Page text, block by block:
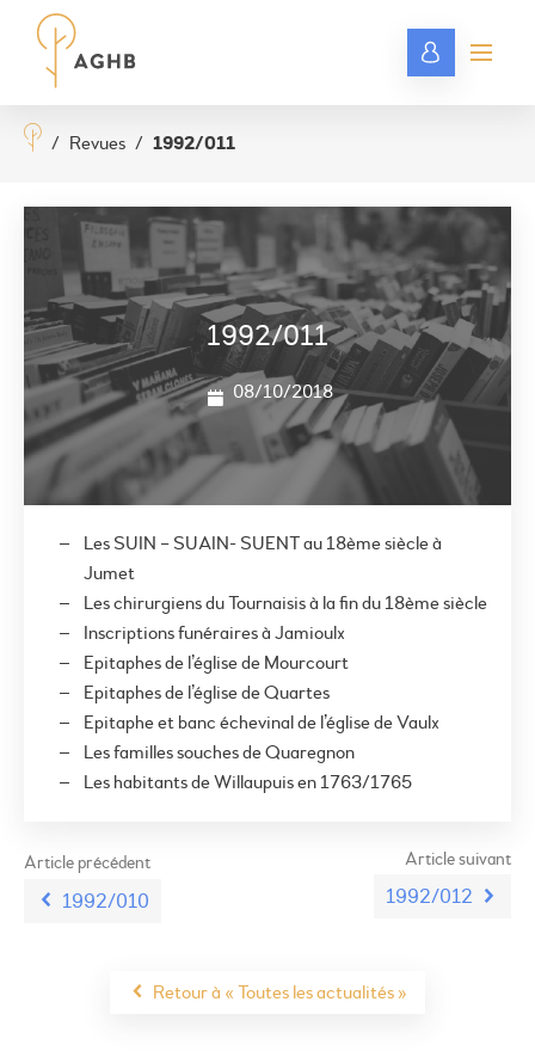
/ Revues / 1992/011
1992/011
08/10/2018
Les SUIN – SUAIN- SUENT au 18ème siècle à
Jumet
Les chirurgiens du Tournaisis à la fin du 18èmesiècle
Inscriptions funéraires à Jamioulx
Epitaphes de l’église de Mourcourt
Epitaphes de l’église de Quartes
Epitaphe et banc échevinal de l’église de Vaulx
Les familles souches de Quaregnon
Les habitants de Willaupuis en 1763/1765
Article précédent
1992/010
Article suivant
1992/012
Retour à « Toutes les actualités »